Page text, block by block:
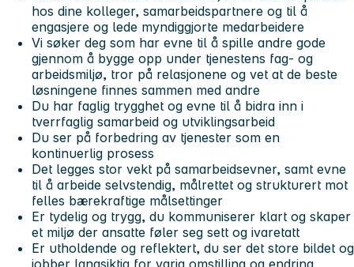
hos dine kolleger, samarbeidspartnere og til å
engasjere og lede myndiggjorte medarbeidere
Vi søker deg som har evne til å spille andre gode
gjennom å bygge opp under tjenestens fag- og
arbeidsmiljø, tror på relasjonene og vet at de beste
løsningene finnes sammen med andre
Du har faglig trygghet og evne til å bidra inn i
tverrfaglig samarbeid og utviklingsarbeid
Du ser på forbedring av tjenester som en
kontinuerlig prosess
Det legges stor vekt på samarbeidsevner, samt evne
til å arbeide selvstendig, målrettet og strukturert mot
felles bærekraftige målsettinger
Er tydelig og trygg, du kommuniserer klart og skaper
et miljø der ansatte føler seg sett og ivaretatt
Er utholdende og reflektert, du ser det store bildet og